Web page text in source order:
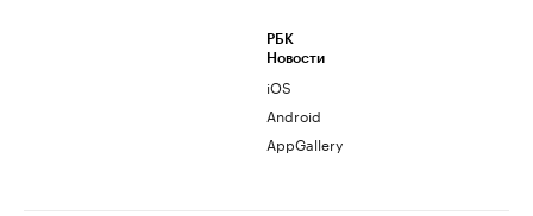
РБК
Новости
iOS
Android
AppGallery